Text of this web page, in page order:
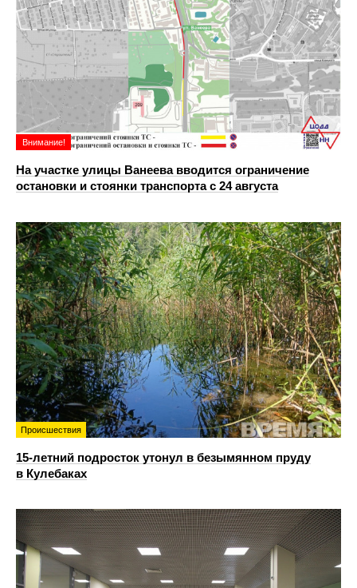
Внимание!
На участке улицы Ванеева вводится ограничение
остановки и стоянки транспорта с 24 августа
Происшествия
15-летний подросток утонул в безымянном пруду
в Кулебаках